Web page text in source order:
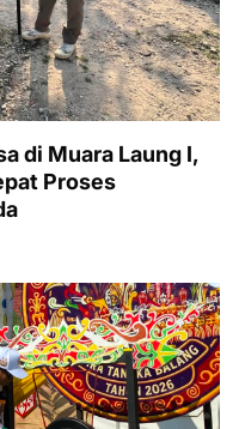
di Muara Laung I,
Proses